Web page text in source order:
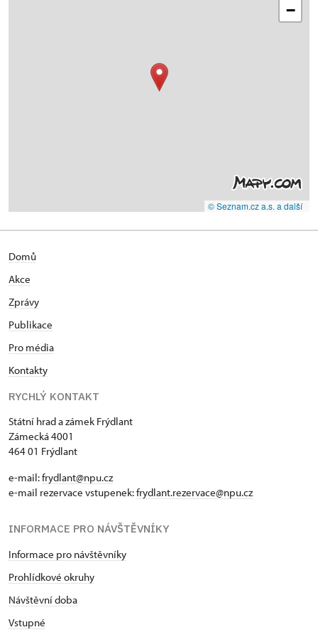
−
© Seznam.cz a.s. a další
Domů
Akce
Zprávy
Publikace
Pro média
Kontakty
RYCHLÝ KONTAKT
Státní hrad a zámek Frýdlant
Zámecká 4001
464 01 Frýdlant
e-mail:frydlant@npu.cz
e-mail rezervace vstupenek:frydlant.rezervace@npu.cz
INFORMACE PRO NÁVŠTĚVNÍKY
Informace pro návštěvníky
Prohlídkové okruhy
Návštěvní doba
Vstupné